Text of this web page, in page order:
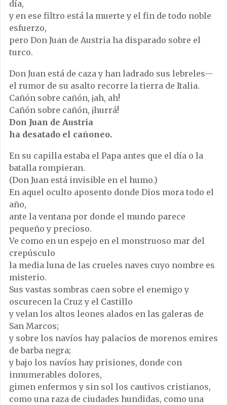
día,
y en ese filtro está la muerte y el fin de todo noble
esfuerzo,
pero Don Juan de Austria ha disparado sobre el
turco.
Don Juan está de caza y han ladrado sus lebreles—
el rumor de su asalto recorre la tierra de Italia.
Cañón sobre cañón, ¡ah, ah!
Cañón sobre cañón, ¡hurrá!
Don Juan de Austria
ha desatado el cañoneo.
En su capilla estaba el Papa antes que el día o la
batalla rompieran.
(Don Juan está invisible en el humo.)
En aquel oculto aposento donde Dios mora todo el
año,
ante la ventana por donde el mundo parece
pequeño y precioso.
Ve como en un espejo en el monstruoso mar del
crepúsculo
la media luna de las crueles naves cuyo nombre es
misterio.
Sus vastas sombras caen sobre el enemigo y
oscurecen la Cruz y el Castillo
y velan los altos leones alados en las galeras de
San Marcos;
y sobre los navíos hay palacios de morenos emires
de barba negra;
y bajo los navíos hay prisiones, donde con
innumerables dolores,
gimen enfermos y sin sol los cautivos cristianos,
como una raza de ciudades hundidas, como una